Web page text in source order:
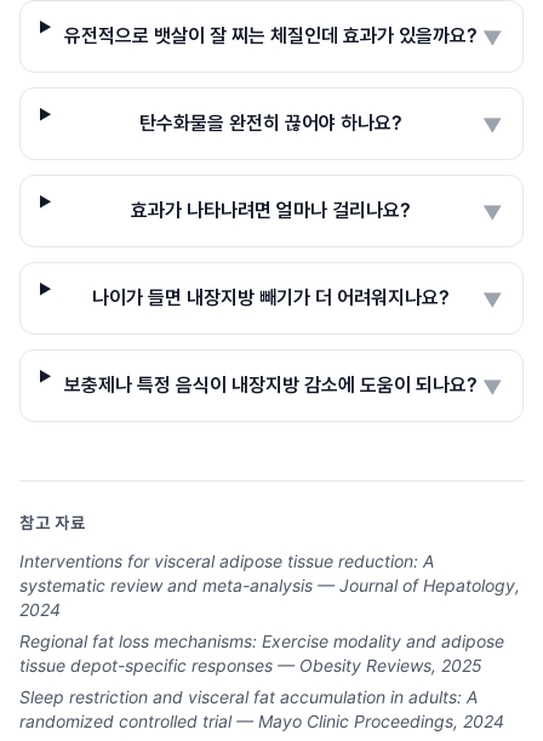
유전적으로 뱃살이 잘 찌는 체질인데 효과가 있을까요? ▼
탄수화물을 완전히 끊어야 하나요? ▼
효과가 나타나려면 얼마나 걸리나요? ▼
나이가 들면 내장지방 빼기가 더 어려워지나요? ▼
보충제나 특정 음식이 내장지방 감소에 도움이 되나요? ▼
참고 자료
Interventions for visceral adipose tissue reduction: A
systematic review and meta-analysis — Journal of Hepatology,
2024
Regional fat loss mechanisms: Exercise modality and adipose
tissue depot-specific responses — Obesity Reviews, 2025
Sleep restriction and visceral fat accumulation in adults: A
randomized controlled trial — Mayo Clinic Proceedings, 2024